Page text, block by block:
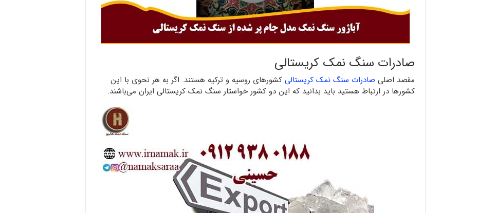
صادرات سنگ نمک کریستالی
مقصد اصلی صادرات سنگ نمک کریستالی کشورهای روسیه و ترکیه هستند. اگر به هر نحوی با این
کشورها در ارتباط هستید باید بدانید که این دو کشور خواستار سنگ نمک کریستالی ایران می‌باشند.